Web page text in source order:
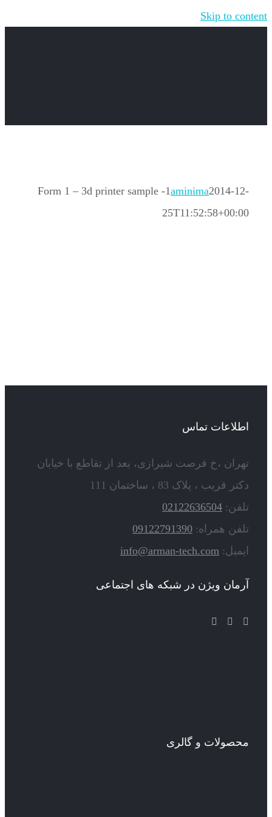
Skip to content
Form 1 – 3d printer sample -1aminima2014-12-
25T11:52:58+00:00
اطلاعات تماس
تهران ،خ فرصت شیرازی، بعد از تقاطع با خیابان
دکتر قریب ، پلاک 83 ، ساختمان 111
تلفن: 02122636504
تلفن همراه: 09122791390
ایمیل: info@arman-tech.com
آرمان ویژن در شبکه های اجتماعی
محصولات و گالری